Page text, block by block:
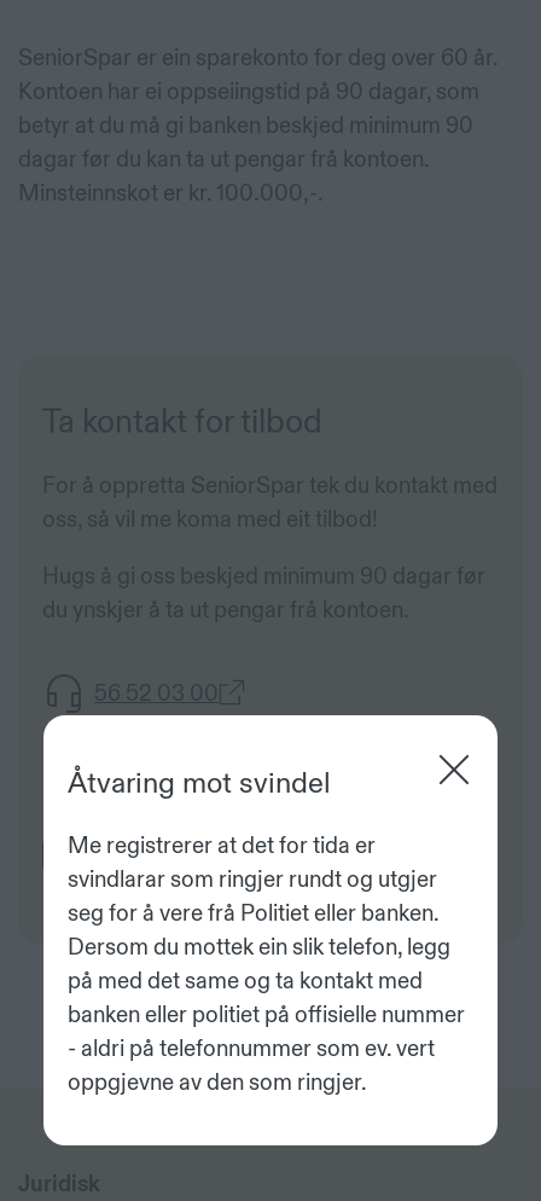
Åtvaring mot svindel
Me registrerer at det for tida er
svindlarar som ringjer rundt og utgjer
seg for å vere frå Politiet eller banken.
Dersom du mottek ein slik telefon, legg
på med det same og ta kontakt med
banken eller politiet på offisielle nummer
- aldri på telefonnummer som ev. vert
oppgjevne av den som ringjer.
SeniorSpar er ein sparekonto for deg over 60 år.
Kontoen har ei oppseiingstid på 90 dagar, som
betyr at du må gi banken beskjed minimum 90
dagar før du kan ta ut pengar frå kontoen.
Minsteinnskot er kr. 100.000,-.
Ta kontakt for tilbod
For å oppretta SeniorSpar tek du kontakt med
oss, så vil me koma med eit tilbod!
Hugs å gi oss beskjed minimum 90 dagar før
du ynskjer å ta ut pengar frå kontoen.
56 52 03 00
Renteliste
Juridisk